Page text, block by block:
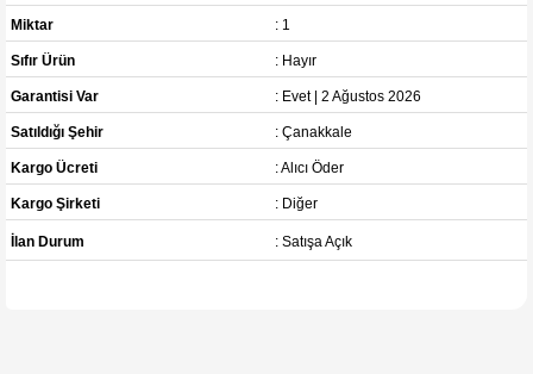
Miktar : 1
Sıfır Ürün : Hayır
Garantisi Var : Evet | 2 Ağustos 2026
Satıldığı Şehir : Çanakkale
Kargo Ücreti : Alıcı Öder
Kargo Şirketi : Diğer
İlan Durum : Satışa Açık